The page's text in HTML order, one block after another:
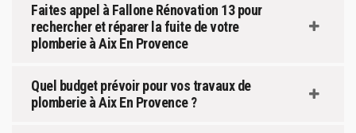
Faites appel à Fallone Rénovation 13 pour
rechercher et réparer la fuite de votre
plomberie à Aix En Provence
Quel budget prévoir pour vos travaux de
plomberie à Aix En Provence ?